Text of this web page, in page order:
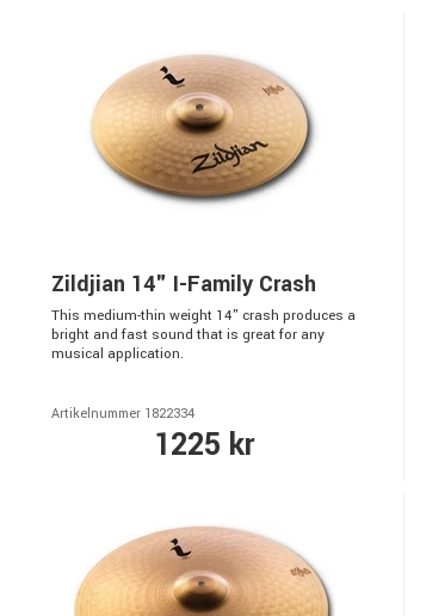
Zildjian 14" I-Family Crash
This medium-thin weight 14" crash produces a
bright and fast sound that is great for any
musical application.
Artikelnummer 1822334
1225 kr